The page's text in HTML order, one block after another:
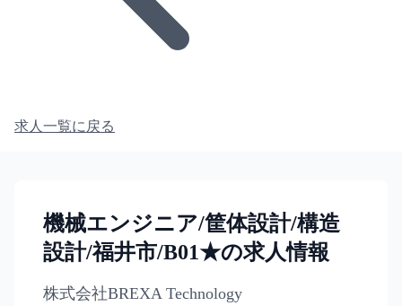
求人一覧に戻る
機械エンジニア/筐体設計/構造
設計/福井市/B01★の求人情報
株式会社BREXA Technology